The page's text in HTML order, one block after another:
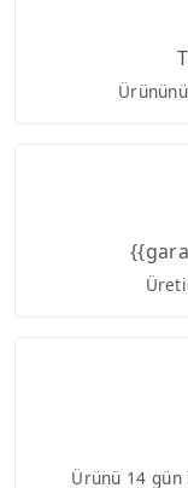
Ürünü 14